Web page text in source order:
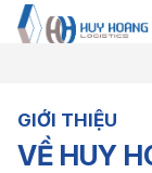
GIỚI THIỆU
VỀ HUY